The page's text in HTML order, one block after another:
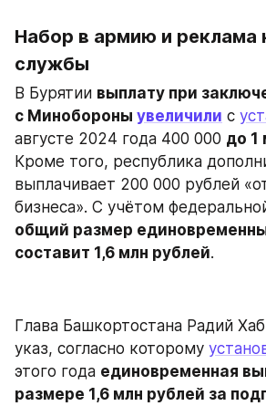
Набор в армию и реклама
службы
В Бурятии выплату при
с Минобороны увеличили с
августе 2024 года 400 000 до 1
Кроме того, республика
выплачивает 200 000 рублей
общий размер
составит 1,6 млн рублей.
Глава Башкортостана Радий
указ, согласно которому
этого года единовременная
размере 1,6 млн рублей за